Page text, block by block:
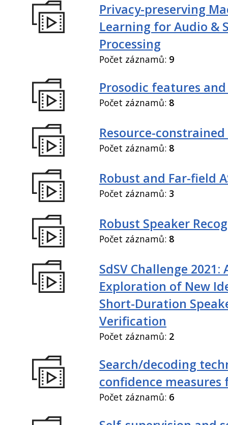
Privacy-preserving
Learning for Audio &
Processing
Počet záznamů: 9
Prosodic features
Počet záznamů: 8
Resource-constrained
Počet záznamů: 8
Robust and Far-field
Počet záznamů: 3
Robust Speaker
Počet záznamů: 8
SdSV Challenge 2021:
Exploration of New
Short-Duration
Verification
Počet záznamů: 2
Search/decoding
confidence measures
Počet záznamů: 6